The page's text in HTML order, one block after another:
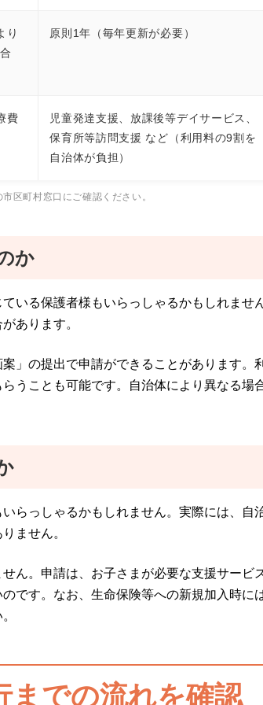
り
原則1年（毎年更新が必要）
費
児童発達支援、放課後等デイサービス、
保育所等訪問支援 など（利用料の9割を
自治体が負担）
区町村窓口にご確認ください。
か
いる保護者様もいらっしゃるかもしれませ
あります。
」の提出で申請ができることがあります。
うことも可能です。自治体により異なる場
らっしゃるかもしれません。実際には、自
ません。
ん。申請は、お子さまが必要な支援サービ
です。なお、生命保険等への新規加入時に
までの流れを確認